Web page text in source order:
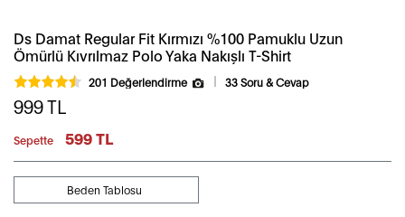
Ds Damat Regular Fit Kırmızı %100 Pamuklu Uzun
Ömürlü Kıvrılmaz Polo Yaka Nakışlı T-Shirt
201 Değerlendirme 33 Soru & Cevap
999TL
Sepette 599 TL
Beden Tablosu